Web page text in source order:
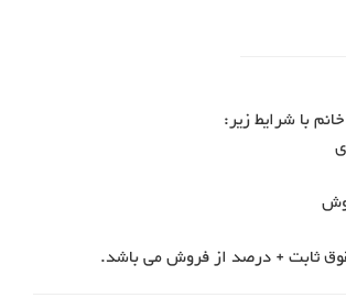
ثابت + درصد از فروش می باشد.